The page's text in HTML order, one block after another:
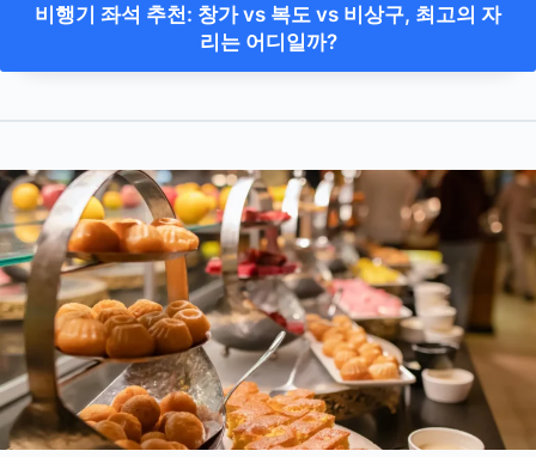
비행기 좌석 추천: 창가 vs 복도 vs 비상구, 최고의 자
리는 어디일까?